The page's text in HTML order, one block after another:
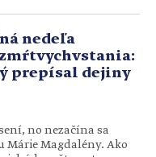
sa kvôli tomu často
nedeľa
prepísal dejiny
no nezačína sa
Magdalény. Ako